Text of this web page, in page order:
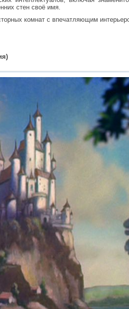
стен своё имя.
комнат с впечатляющим